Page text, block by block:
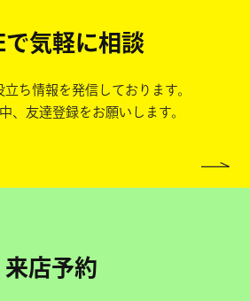
で気軽に相談
ち情報を発信しております。
、友達登録をお願いします。
来店予約